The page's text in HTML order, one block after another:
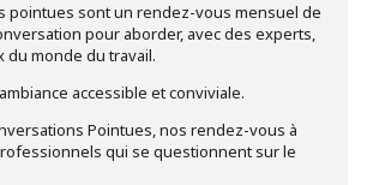
pointues sont un rendez-vous mensuel de
pour aborder, avec des experts,
du monde du travail.
accessible et conviviale.
Pointues, nos rendez-vous à
qui se questionnent sur le